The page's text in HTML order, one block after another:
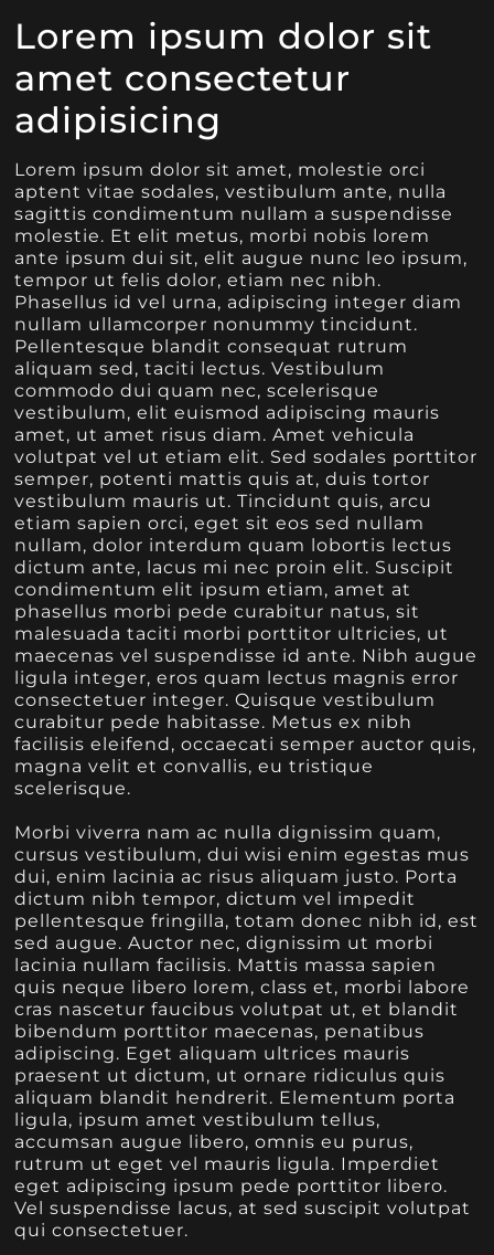
Lorem ipsum dolor sit
amet consectetur
adipisicing
Lorem ipsum dolor sit amet, molestie orci
aptent vitae sodales, vestibulum ante, nulla
sagittis condimentum nullam a suspendisse
molestie. Et elit metus, morbi nobis lorem
ante ipsum dui sit, elit augue nunc leo ipsum,
tempor ut felis dolor, etiam nec nibh.
Phasellus id vel urna, adipiscing integer diam
nullam ullamcorper nonummy tincidunt.
Pellentesque blandit consequat rutrum
aliquam sed, taciti lectus. Vestibulum
commodo dui quam nec, scelerisque
vestibulum, elit euismod adipiscing mauris
amet, ut amet risus diam. Amet vehicula
volutpat vel ut etiam elit. Sed sodales porttitor
semper, potenti mattis quis at, duis tortor
vestibulum mauris ut. Tincidunt quis, arcu
etiam sapien orci, eget sit eos sed nullam
nullam, dolor interdum quam lobortis lectus
dictum ante, lacus mi nec proin elit. Suscipit
condimentum elit ipsum etiam, amet at
phasellus morbi pede curabitur natus, sit
malesuada taciti morbi porttitor ultricies, ut
maecenas vel suspendisse id ante. Nibh augue
ligula integer, eros quam lectus magnis error
consectetuer integer. Quisque vestibulum
curabitur pede habitasse. Metus ex nibh
facilisis eleifend, occaecati semper auctor quis,
magna velit et convallis, eu tristique
scelerisque.
Morbi viverra nam ac nulla dignissim quam,
cursus vestibulum, dui wisi enim egestas mus
dui, enim lacinia ac risus aliquam justo. Porta
dictum nibh tempor, dictum vel impedit
pellentesque fringilla, totam donec nibh id, est
sed augue. Auctor nec, dignissim ut morbi
lacinia nullam facilisis. Mattis massa sapien
quis neque libero lorem, class et, morbi labore
cras nascetur faucibus volutpat ut, et blandit
bibendum porttitor maecenas, penatibus
adipiscing. Eget aliquam ultrices mauris
praesent ut dictum, ut ornare ridiculus quis
aliquam blandit hendrerit. Elementum porta
ligula, ipsum amet vestibulum tellus,
accumsan augue libero, omnis eu purus,
rutrum ut eget vel mauris ligula. Imperdiet
eget adipiscing ipsum pede porttitor libero.
Vel suspendisse lacus, at sed suscipit volutpat
qui consectetuer.